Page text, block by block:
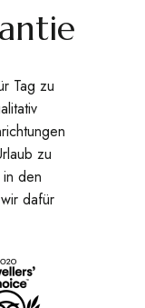
Tag zu
zu
den
dafür